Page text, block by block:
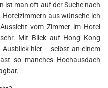
ist man oft auf der Suche nach
aus wünsche ich
vom Zimmer im Hotel
Mit Blick auf Hong Kong
hier – selbst an einem
so manches Hochausdach